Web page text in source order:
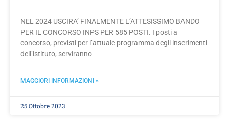
NEL 2024 USCIRA’ FINALMENTE L’ATTESISSIMO BANDO
PER IL CONCORSO INPS PER 585 POSTI. I posti a
concorso, previsti per l’attuale programma degli inserimenti
dell’istituto, serviranno
MAGGIORI INFORMAZIONI »
25 Ottobre 2023